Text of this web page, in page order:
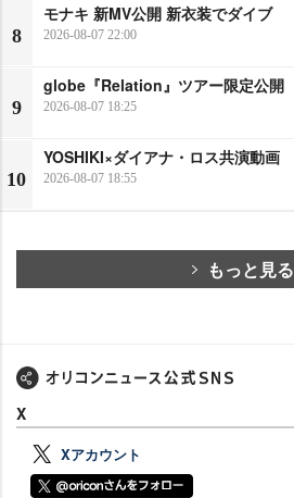
8
モナキ 新MV公開 新衣装でダイブ
2026-08-07 22:00
9
globe『Relation』ツアー限定公開
2026-08-07 18:25
10
YOSHIKI×ダイアナ・ロス共演動画
2026-08-07 18:55
もっと見る
X
Xアカウント